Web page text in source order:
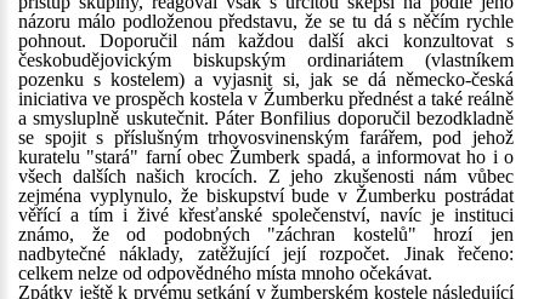
názoru málo podloženou představu, že se tu dá s něčím rychle
pohnout. Doporučil nám každou další akci konzultovat s
českobudějovickým biskupským ordinariátem (vlastníkem
pozenku s kostelem) a vyjasnit si, jak se dá německo-česká
iniciativa ve prospěch kostela v Žumberku přednést a také reálně
a smysluplně uskutečnit. Páter Bonfilius doporučil bezodkladně
se spojit s příslušným trhovosvinenským farářem, pod jehož
kuratelu "stará" farní obec Žumberk spadá, a informovat ho i o
všech dalších našich krocích. Z jeho zkušenosti nám vůbec
zejména vyplynulo, že biskupství bude v Žumberku postrádat
věřící a tím i živé křesťanské společenství, navíc je instituci
známo, že od podobných "záchran kostelů" hrozí jen
nadbytečné náklady, zatěžující její rozpočet. Jinak řečeno:
celkem nelze od odpovědného místa mnoho očekávat.
Zpátky ještě k prvému setkání v žumberském kostele následující